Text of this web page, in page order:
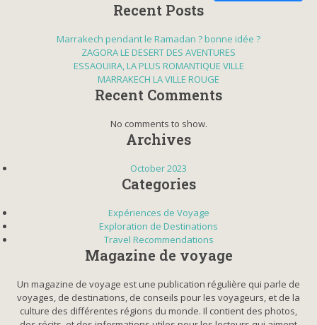
Recent Posts
Marrakech pendant le Ramadan ? bonne idée ?
ZAGORA LE DESERT DES AVENTURES
ESSAOUIRA, LA PLUS ROMANTIQUE VILLE
MARRAKECH LA VILLE ROUGE
Recent Comments
No comments to show.
Archives
October 2023
Categories
Expériences de Voyage
Exploration de Destinations
Travel Recommendations
Magazine de voyage
Un magazine de voyage est une publication régulière qui parle de
voyages, de destinations, de conseils pour les voyageurs, et de la
culture des différentes régions du monde. Il contient des photos,